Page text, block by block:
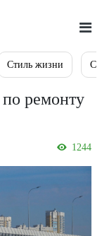
Стиль жизни
ремонту
1244